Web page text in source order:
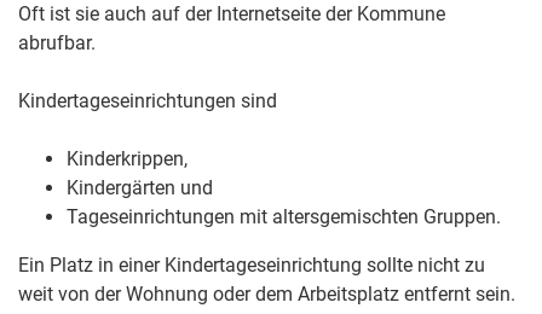
Oft ist sie auch auf der Internetseite der Kommune
abrufbar.
Kindertageseinrichtungen sind
Kinderkrippen,
Kindergärten und
Tageseinrichtungen mit altersgemischten Gruppen.
Ein Platz in einer Kindertageseinrichtung sollte nicht zu
weit von der Wohnung oder dem Arbeitsplatz entfernt sein.